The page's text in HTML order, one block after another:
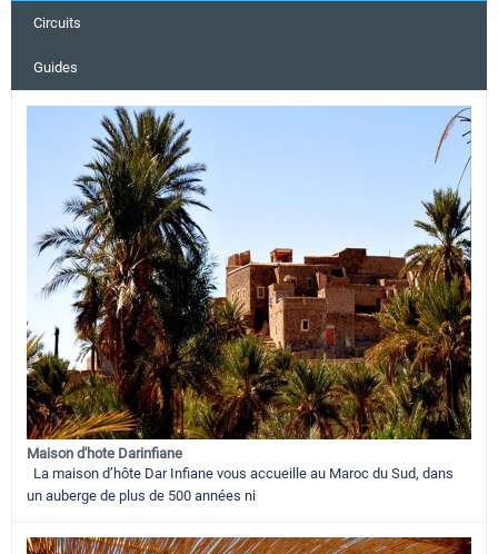
Circuits
Guides
Maison d'hote Darinfiane
La maison d’hôte Dar Infiane vous accueille au Maroc du Sud, dans
un auberge de plus de 500 années ni